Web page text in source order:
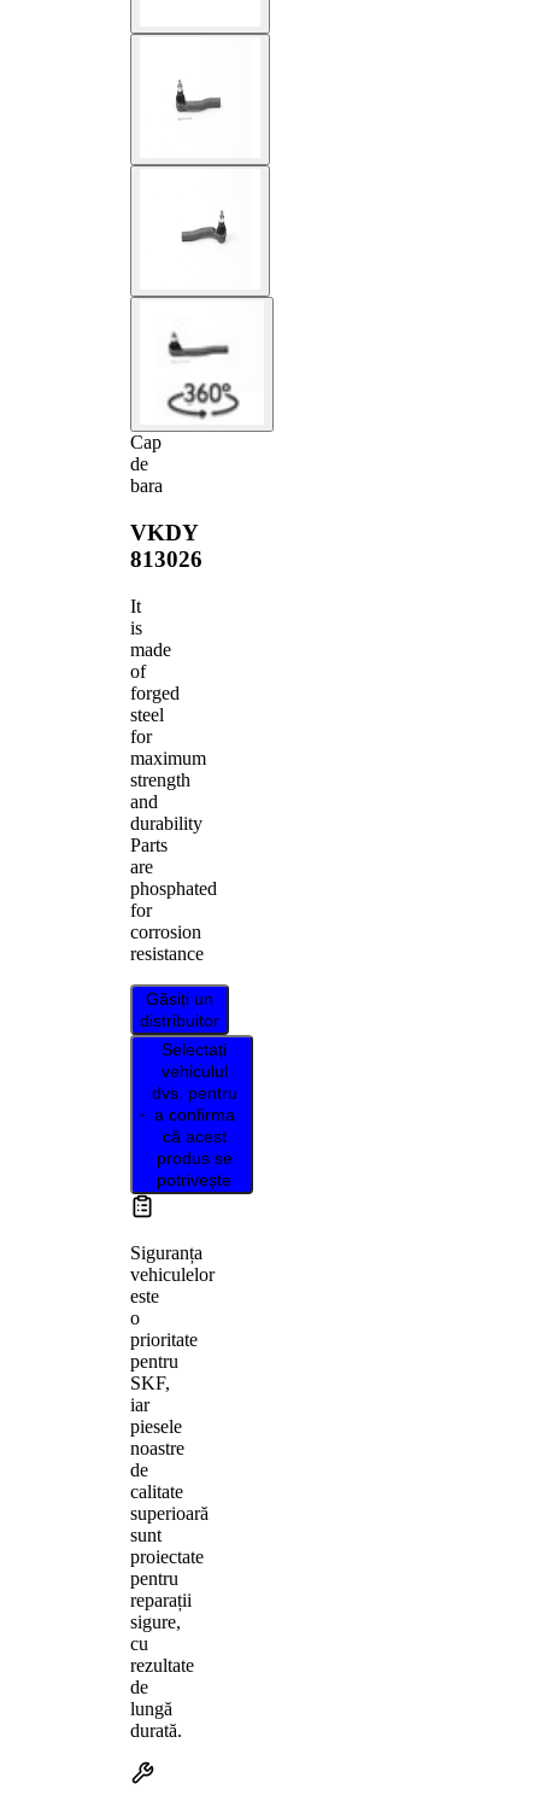
Cap
de
bara
VKDY
813026
It
is
made
of
forged
steel
for
maximum
strength
and
durability
Parts
are
phosphated
for
corrosion
resistance
Găsiți un
distribuitor
Selectați
vehiculul
dvs. pentru
a confirma
că acest
produs se
potrivește
Siguranța
vehiculelor
este
o
prioritate
pentru
SKF,
iar
piesele
noastre
de
calitate
superioară
sunt
proiectate
pentru
reparații
sigure,
cu
rezultate
de
lungă
durată.